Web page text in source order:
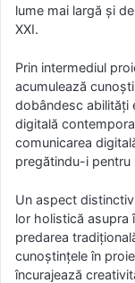
lume mai largă și
XXI.
Prin intermediul
acumulează
dobândesc abilități
digitală
comunicarea
pregătindu-i pentru
Un aspect
lor holistică asupra
predarea
cunoștințele în
încurajează